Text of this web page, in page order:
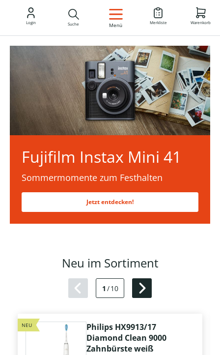
DE
Login Suche Menü Merkliste Warenkorb
Fujifilm Instax Mini 41
Sommermomente zum Festhalten
Jetzt entdecken!
Neu im Sortiment
1 /10
NEU
Philips HX9913/17
Diamond Clean 9000
Zahnbürste weiß